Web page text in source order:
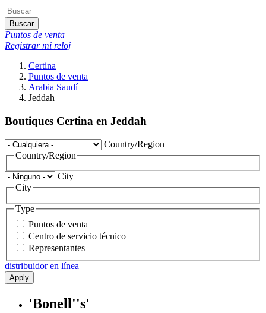
Buscar
Puntos de venta
Registrar mi reloj
Certina
Puntos de venta
Arabia Saudí
Jeddah
Boutiques Certina en Jeddah
Country/Region
Country/Region
City
City
Type
Puntos de venta
Centro de servicio técnico
Representantes
distribuidor en línea
Apply
'Bonell''s'